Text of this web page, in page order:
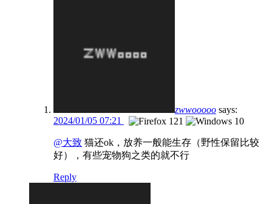
zwwooooo says:
2024/01/05 07:21
@大致 猫还ok，放养一般能生存（野性保留比较
好），有些宠物狗之类的就不行
Reply